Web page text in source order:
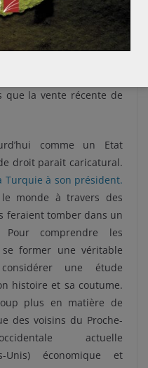
de l’escalade de la
est le premier pays à
Elle a ainsi noué
que la vente récente de
comme un Etat
droit parait caricatural.
Turquie à son président.
monde à travers des
feraient tomber dans un
Pour comprendre les
former une véritable
une étude
histoire et sa coutume.
plus en matière de
des voisins du Proche-
occidentale actuelle
Unis) économique et